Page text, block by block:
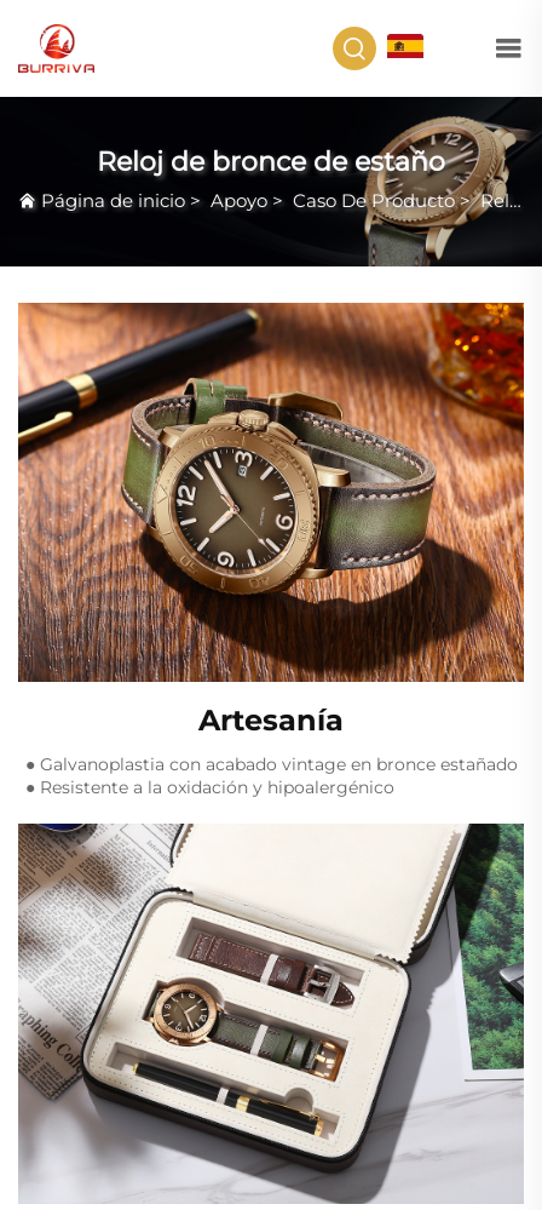
Reloj de bronce de estaño
Página de inicio > Apoyo > Caso De Producto>Reloj de bronce de estaño
Artesanía
● Galvanoplastia con acabado vintage en bronce estañado
● Resistente a la oxidación y hipoalergénico